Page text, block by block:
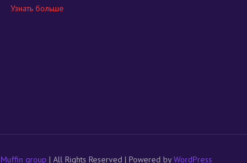
Узнать больше
Muffin group | All Rights Reserved | Powered byWordPress